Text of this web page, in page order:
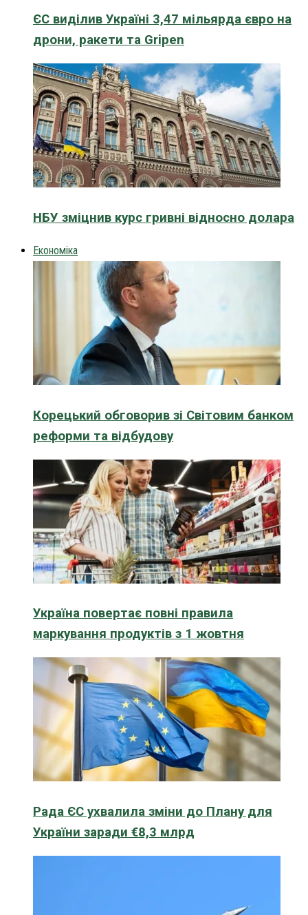
ЄС виділив Україні 3,47 мільярда євро на
дрони, ракети та Gripen
НБУ зміцнив курс гривні відносно долара
Економіка
Корецький обговорив зі Світовим банком
реформи та відбудову
Україна повертає повні правила
маркування продуктів з 1 жовтня
Рада ЄС ухвалила зміни до Плану для
України заради €8,3 млрд